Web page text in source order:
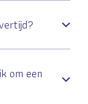
om een